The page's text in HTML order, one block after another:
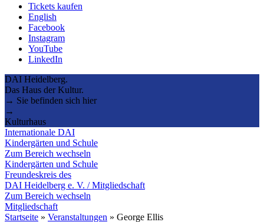
Tickets kaufen
English
Facebook
Instagram
YouTube
LinkedIn
DAI Heidelberg.
Das Haus der Kultur.
→ Sie befinden sich hier
→
Kulturhaus
Internationale DAI
Kindergärten und Schule
Zum Bereich wechseln
Kindergärten und Schule
Freundeskreis des
DAI Heidelberg e. V. / Mitgliedschaft
Zum Bereich wechseln
Mitgliedschaft
Startseite » Veranstaltungen » George Ellis